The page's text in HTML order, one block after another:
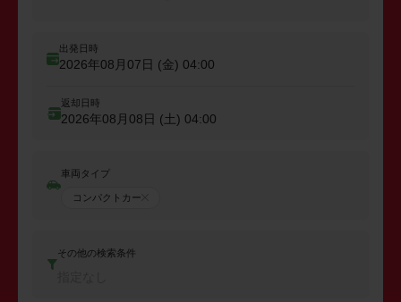
出発日時
2026年08月07日 (金) 04:00
返却日時
2026年08月08日 (土) 04:00
車両タイプ
コンパクトカー
その他の検索条件